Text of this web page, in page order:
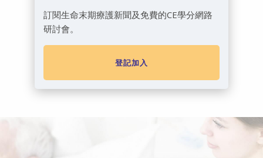
訂閱生命末期療護新聞及免費的CE學分網路
研討會。
登記加入